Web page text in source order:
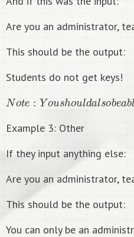
Are you an administrator,
This should be the output:
Students do not get keys!
No ou u a s o a et
Example 3: Other
If they input anything else:
Are you an administrator,
This should be the output:
You can only be an